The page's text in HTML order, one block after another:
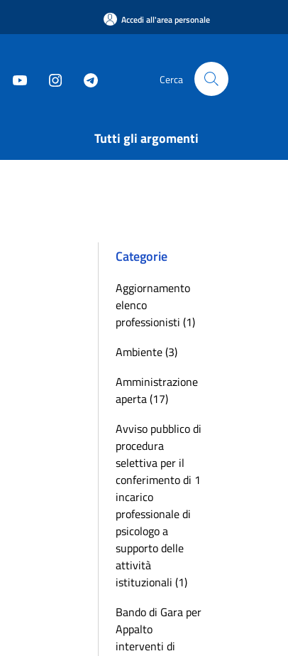
Accedi all'area personale
Cerca
Tutti gli argomenti
Categorie
Aggiornamento
elenco
professionisti (1)
Ambiente (3)
Amministrazione
aperta (17)
Avviso pubblico di
procedura
selettiva per il
conferimento di 1
incarico
professionale di
psicologo a
supporto delle
attività
istituzionali (1)
Bando di Gara per
Appalto
interventi di